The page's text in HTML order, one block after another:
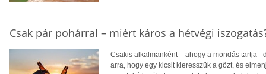
Csak pár pohárral – miért káros a hétvégi
Csakis alkalmanként – ahogy a mondás tartja -
arra, hogy egy kicsit kieresszük a gőzt, és